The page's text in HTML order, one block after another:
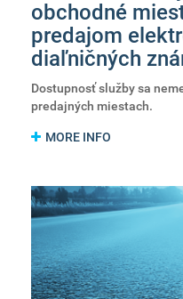
obchodné
predajom
diaľničných
Dostupnosť služby sa
predajných miestach.
MORE INFO